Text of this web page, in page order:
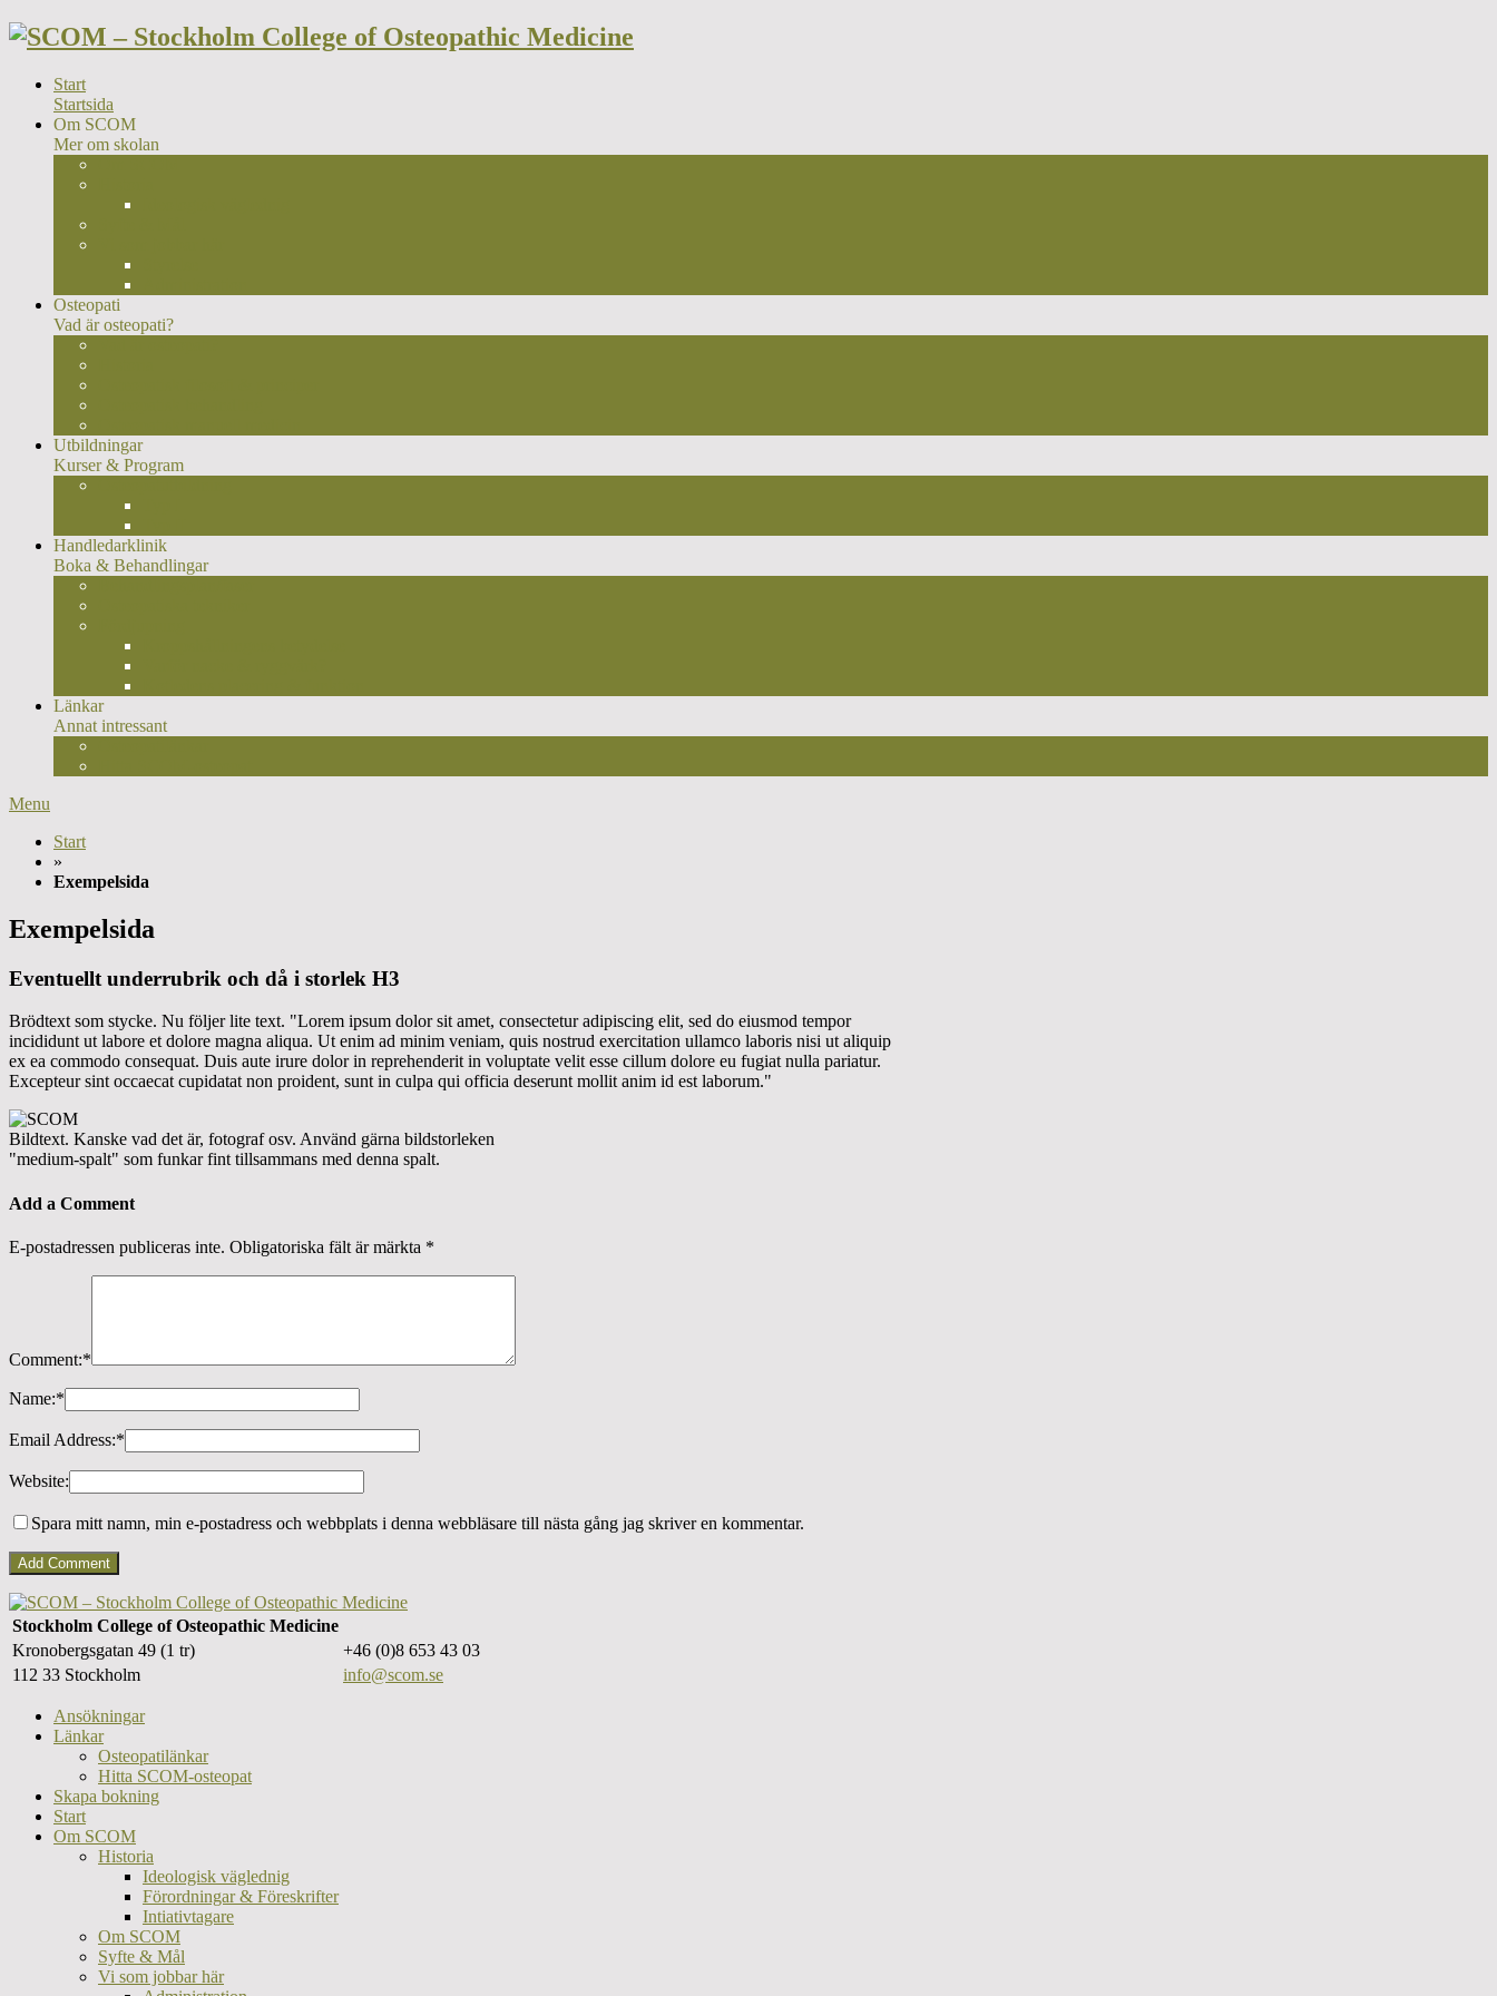
Start
Startsida
Om SCOM
Mer om skolan
Osteopati
Vad är osteopati?
Utbildningar
Kurser & Program
Handledarklinik
Boka & Behandlingar
Länkar
Annat intressant
Menu
Start
»
Exempelsida
Exempelsida
Eventuellt underrubrik och då i storlek H3
Brödtext som stycke. Nu följer lite text. "Lorem ipsum dolor sit amet, consectetur adipiscing elit, sed do eiusmod tempor
incididunt ut labore et dolore magna aliqua. Ut enim ad minim veniam, quis nostrud exercitation ullamco laboris nisi ut aliquip
ex ea commodo consequat. Duis aute irure dolor in reprehenderit in voluptate velit esse cillum dolore eu fugiat nulla pariatur.
Excepteur sint occaecat cupidatat non proident, sunt in culpa qui officia deserunt mollit anim id est laborum."
Bildtext. Kanske vad det är, fotograf osv. Använd gärna bildstorleken
"medium-spalt" som funkar fint tillsammans med denna spalt.
Add a Comment
E-postadressen publiceras inte. Obligatoriska fält är märkta *
Comment:*
Name:*
Email Address:*
Website:
Spara mitt namn, min e-postadress och webbplats i denna webbläsare till nästa gång jag skriver en kommentar.
Stockholm College of Osteopathic Medicine
Kronobergsgatan 49 (1 tr)
+46 (0)8 653 43 03
112 33 Stockholm
info@scom.se
Ansökningar
Länkar
Osteopatilänkar
Hitta SCOM-osteopat
Skapa bokning
Start
Om SCOM
Historia
Ideologisk väglednig
Förordningar & Föreskrifter
Intiativtagare
Om SCOM
Syfte & Mål
Vi som jobbar här